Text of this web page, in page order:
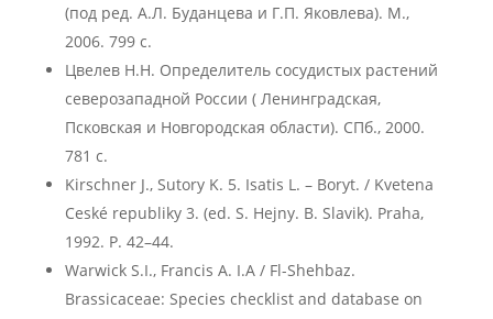
(под ред. А.Л. Буданцева и Г.П. Яковлева). М.,
2006. 799 с.
Цвелев Н.Н. Определитель сосудистых растений
северозападной России ( Ленинградская,
Псковская и Новгородская области). СПб., 2000.
781 с.
Kirschner J., Sutory K. 5. Isatis L. – Boryt. / Kvetena
Ceské republiky 3. (ed. S. Hejny. B. Slavik). Praha,
1992. P. 42–44.
Warwick S.I., Francis A. I.A / Fl-Shehbaz.
Brassicaceaе: Species checklist and database on